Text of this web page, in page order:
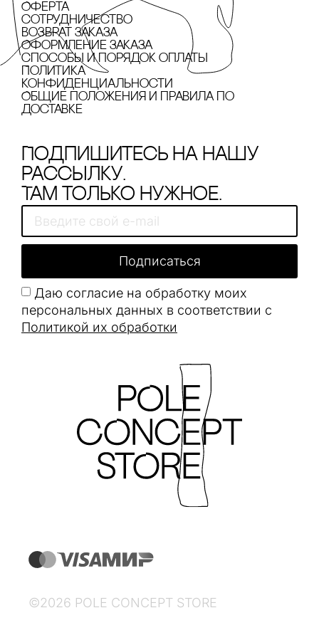
Оферта
сотрудничество
Возврат заказа
Оформление заказа
cпособы и порядок оплаты
Политика
конфиденциальности
Общие положения и правила по
доставке
Подпишитесь на нашу
рассылку.
Там только нужное.
Даю согласие на обработку моих
персональных данных в соответствии с
Политикой их обработки
Подписаться
©2026 POLE CONCEPT STORE